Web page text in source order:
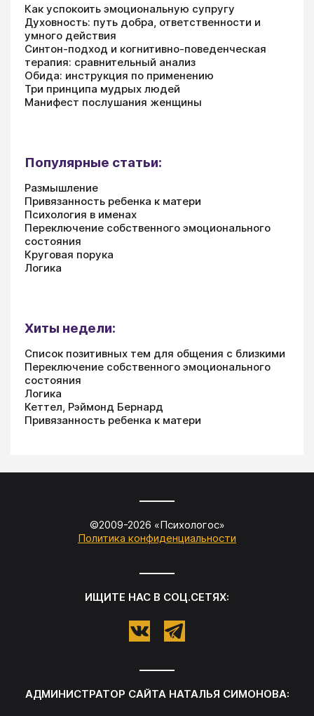
Как успокоить эмоциональную супругу
Духовность: путь добра, ответственности и
умного действия
Синтон-подход и когнитивно-поведенческая
терапия: сравнительный анализ
Обида: инструкция по применению
Три принципа мудрых людей
Манифест послушания женщины
Популярные статьи:
Размышление
Привязанность ребенка к матери
Психология в именах
Переключение собственного эмоционального
состояния
Круговая порука
Логика
Хиты недели:
Список позитивных тем для общения с близкими
Переключение собственного эмоционального
состояния
Логика
Кеттел, Рэймонд Бернард
Привязанность ребенка к матери
©2009-2026 «Психологос»
Политика конфиденциальности
ИЩИТЕ НАС В СОЦ.СЕТЯХ:
АДМИНИСТРАТОР САЙТА НАТАЛЬЯ СИМОНОВА: